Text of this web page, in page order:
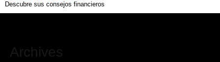
Descubre sus consejos financieros
Archives